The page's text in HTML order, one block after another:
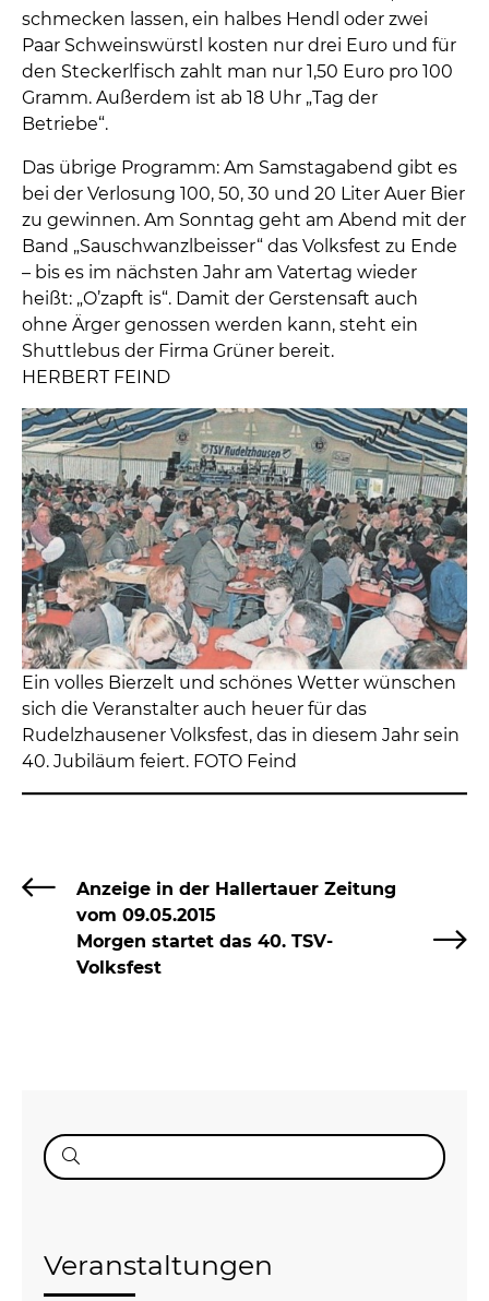
schmecken lassen, ein halbes Hendl oder zwei
Paar Schweinswürstl kosten nur drei Euro und für
den Steckerlfisch zahlt man nur 1,50 Euro pro 100
Gramm. Außerdem ist ab 18 Uhr „Tag der
Betriebe“.
Das übrige Programm: Am Samstagabend gibt es
bei der Verlosung 100, 50, 30 und 20 Liter Auer Bier
zu gewinnen. Am Sonntag geht am Abend mit der
Band „Sauschwanzlbeisser“ das Volksfest zu Ende
– bis es im nächsten Jahr am Vatertag wieder
heißt: „O’zapft is“. Damit der Gerstensaft auch
ohne Ärger genossen werden kann, steht ein
Shuttlebus der Firma Grüner bereit.
HERBERT FEIND
Ein volles Bierzelt und schönes Wetter wünschen
sich die Veranstalter auch heuer für das
Rudelzhausener Volksfest, das in diesem Jahr sein
40. Jubiläum feiert. FOTO Feind
Anzeige in der Hallertauer Zeitung
vom 09.05.2015
Morgen startet das 40. TSV-
Volksfest
Suche
nach:
Veranstaltungen